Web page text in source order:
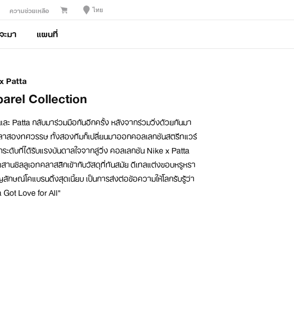
ความช่วยเหลือ ไทย
มา แผนที่
Patta
Collection
ละ Patta กลับมาร่วมมือกันอีกครั้ง หลังจากร่วมวิ่งด้วยกันมา
าสองทศวรรษ ทั้งสองทีมก็เปลี่ยนมาออกคอลเลกชันสตรีทแวร์
ะดับที่ได้รับแรงบันดาลใจจากลู่วิ่ง คอลเลกชัน Nike x Patta
นซิลลูเอทคลาสสิกเข้ากับวัสดุที่ทันสมัย ดีเทลแต่งขอบหรูหรา
กษณ์โคแบรนดิ้งสุดเนี้ยบ เป็นการส่งต่อข้อความให้โลกรับรู้ว่า
Got Love for All"